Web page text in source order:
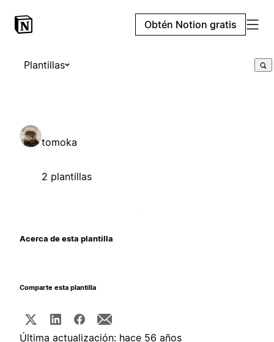
Obtén Notion gratis
Plantillas
tomoka
2 plantillas
Acerca de esta plantilla
Comparte esta plantilla
Última actualización: hace 56 años